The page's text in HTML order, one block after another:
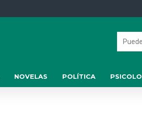
NOVELAS POLÍTICA